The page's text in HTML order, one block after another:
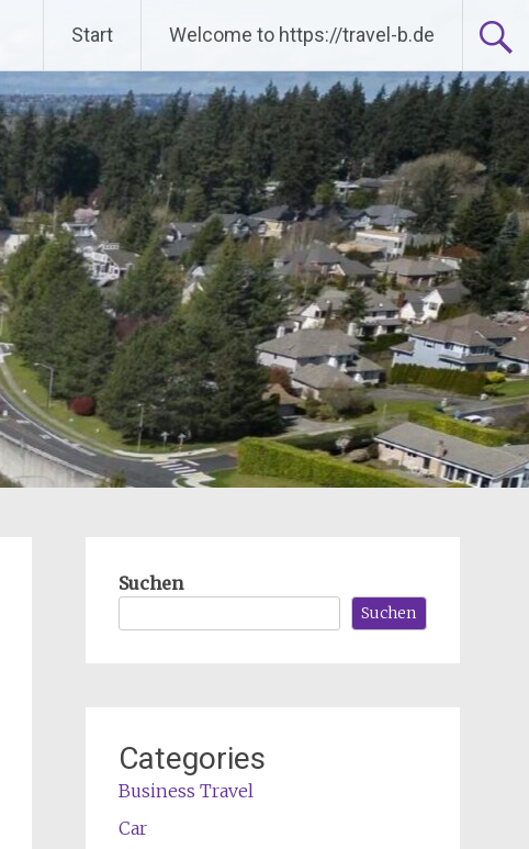
Start Welcome to https://travel-b.de
Suchen
Suchen
Categories
Business Travel
Car